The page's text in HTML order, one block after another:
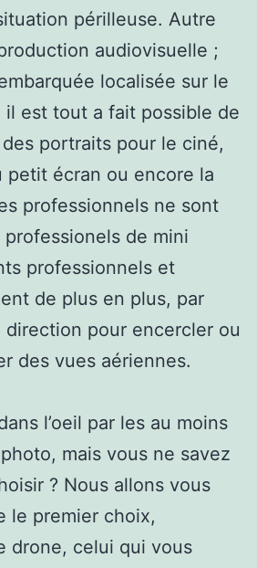
périlleuse. Autre
audiovisuelle ;
localisée sur le
il est tout a fait possible de
portraits pour le ciné,
petit écran ou encore la
professionnels ne sont
de mini
professionnels et
de plus en plus, par
direction pour encercler ou
des vues aériennes.
l’oeil par les au moins
mais vous ne savez
? Nous allons vous
le premier choix,
drone, celui qui vous